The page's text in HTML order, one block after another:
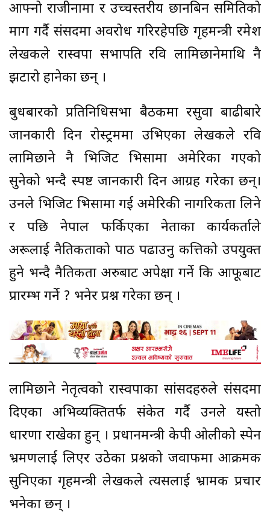
आफ्नो राजीनामा र उच्चस्तरीय छानबिन समितिको
माग गर्दै संसदमा अवरोध गरिरहेपछि गृहमन्त्री रमेश
लेखकले रास्वपा सभापति रवि लामिछानेमाथि नै
झटारो हानेका छन् ।
बुधबारको प्रतिनिधिसभा बैठकमा रसुवा बाढीबारे
जानकारी दिन रोस्ट्रममा उभिएका लेखकले रवि
लामिछाने नै भिजिट भिसामा अमेरिका गएको
सुनेको भन्दै स्पष्ट जानकारी दिन आग्रह गरेका छन्।
उनले भिजिट भिसामा गई अमेरिकी नागरिकता लिने
र पछि नेपाल फर्किएका नेताका कार्यकर्ताले
अरूलाई नैतिकताको पाठ पढाउनु कत्तिको उपयुक्त
हुने भन्दै नैतिकता अरुबाट अपेक्षा गर्ने कि आफूबाट
प्रारम्भ गर्ने ? भनेर प्रश्न गरेका छन् ।
लामिछाने नेतृत्वको रास्वपाका सांसदहरुले संसदमा
दिएका अभिव्यक्तितर्फ संकेत गर्दै उनले यस्तो
धारणा राखेका हुन् । प्रधानमन्त्री केपी ओलीको स्पेन
भ्रमणलाई लिएर उठेका प्रश्नको जवाफमा आक्रमक
सुनिएका गृहमन्त्री लेखकले त्यसलाई भ्रामक प्रचार
भनेका छन् ।